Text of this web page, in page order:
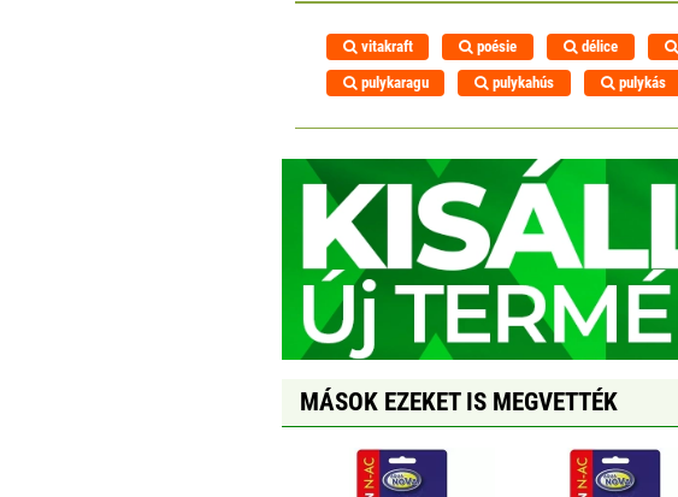
vitakraft poésie délice
pulykaragu
pulykahús pulykás
MÁSOK EZEKET IS MEGVETTÉK